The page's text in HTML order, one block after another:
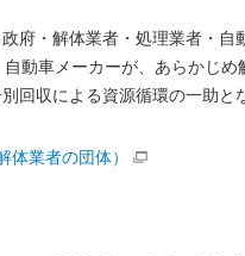
府・解体業者・処理業者・自
動車メーカーが、あらかじ
回収による資源循環の一助と
体業者の団体）